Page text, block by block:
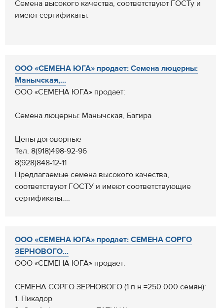
Семена высокого качества, соответствуют ГОСТу и
имеют сертификаты.
ООО «СЕМЕНА ЮГА» продает: Семена люцерны:
Манычская,...
ООО «СЕМЕНА ЮГА» продает:
Семена люцерны: Манычская, Багира
Цены договорные
Тел. 8(918)498-92-96
8(928)848-12-11
Предлагаемые семена высокого качества,
соответствуют ГОСТУ и имеют соответствующие
сертификаты....
ООО «СЕМЕНА ЮГА» продает: СЕМЕНА СОРГО
ЗЕРНОВОГО...
ООО «СЕМЕНА ЮГА» продает:
СЕМЕНА СОРГО ЗЕРНОВОГО (1 п.н.=250.000 семян):
1. Пикадор